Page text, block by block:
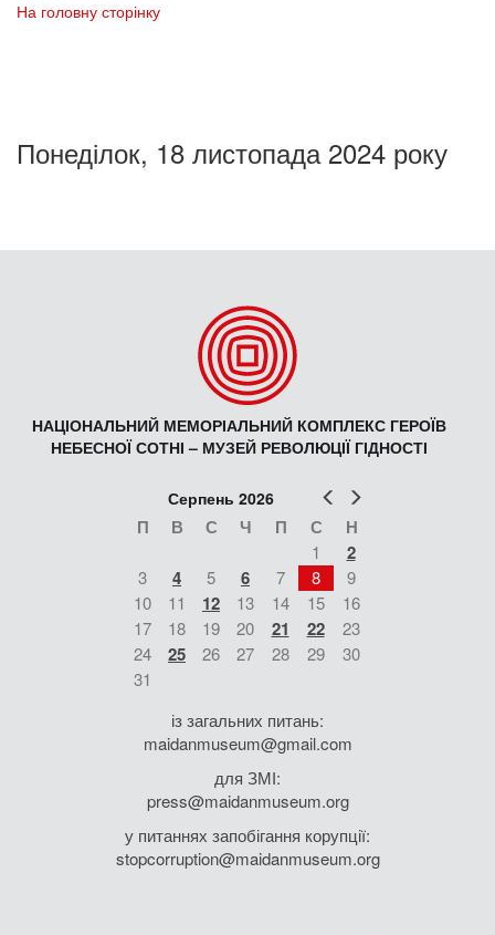
На головну сторінку
Понеділок, 18 листопада 2024 року
НАЦІОНАЛЬНИЙ МЕМОРІАЛЬНИЙ КОМПЛЕКС ГЕРОЇВ
НЕБЕСНОЇ СОТНІ – МУЗЕЙ РЕВОЛЮЦІЇ ГІДНОСТІ
Попер
Серпень 2026
П В С Ч П С Н
1 2
3 4 5 6 7 8
9
10
11 12 13 14 15
16
17
18 19 20 21 22
23
24
25 26 27 28 29
30
31
із загальних питань:
maidanmuseum@gmail.com
для ЗМІ:
press@maidanmuseum.org
у питаннях запобігання корупції:
stopcorruption@maidanmuseum.org